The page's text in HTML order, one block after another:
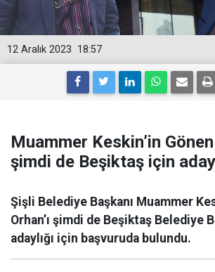
18:57
12 Aralık 2023
Muammer Keskin’in Gönen
şimdi de Beşiktaş için
Şişli Belediye Başkanı Muammer
Orhan’ı şimdi de Beşiktaş Belediye
adaylığı için başvuruda bulundu.